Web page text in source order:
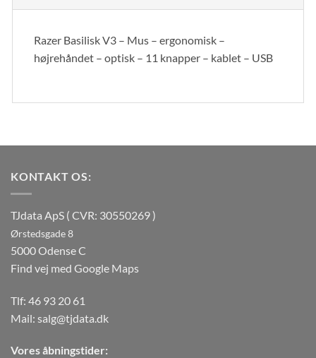
Razer Basilisk V3 – Mus – ergonomisk –
højrehåndet – optisk – 11 knapper – kablet – USB
KONTAKT OS:
TJdata ApS ( CVR: 30550269 )
Ørstedsgade 8
5000 Odense C
Find vej med Google Maps
Tlf: 46 93 20 61
Mail: salg@tjdata.dk
Vores åbningstider: